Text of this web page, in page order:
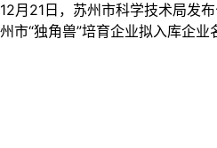
12月21日，苏州市科学技术局发
州市“独角兽”培育企业拟入库企业